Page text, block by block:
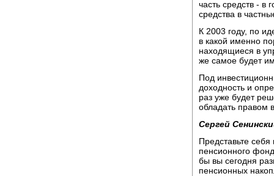
часть средств - в
средства в
К 2003 году, по
в какой именно
находящиеся в
же самое будет
Под
доходность и
раз уже будет
обладать правом
Сергей
Представьте себя
пенсионного
бы вы сегодня
пенсионных